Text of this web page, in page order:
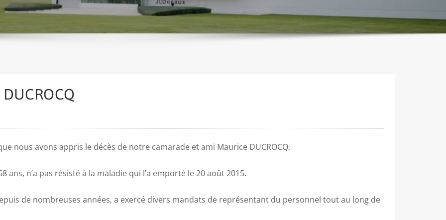
nous avons appris le décès de notre camarade et ami Maurice DUCROCQ.
ans, n’a pas résisté à la maladie qui l’a emporté le 20 août 2015.
de nombreuses années, a exercé divers mandats de représentant du personnel tout au long de